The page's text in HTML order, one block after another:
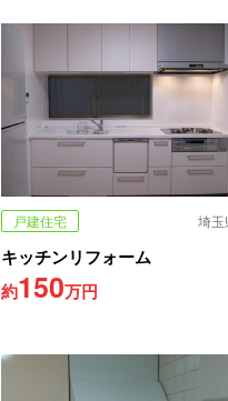
戸建住宅 埼玉
キッチンリフォーム
約150万円